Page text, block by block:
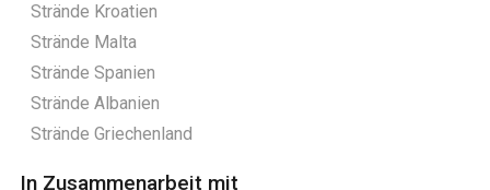
Strände Kroatien
Strände Malta
Strände Spanien
Strände Albanien
Strände Griechenland
In Zusammenarbeit mit